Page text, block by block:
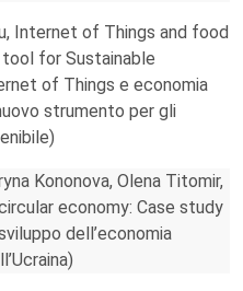
Internet of Things and food
for Sustainable
of Things e economia
strumento per gli
Kononova, Olena Titomir,
economy: Case study
dell’economia